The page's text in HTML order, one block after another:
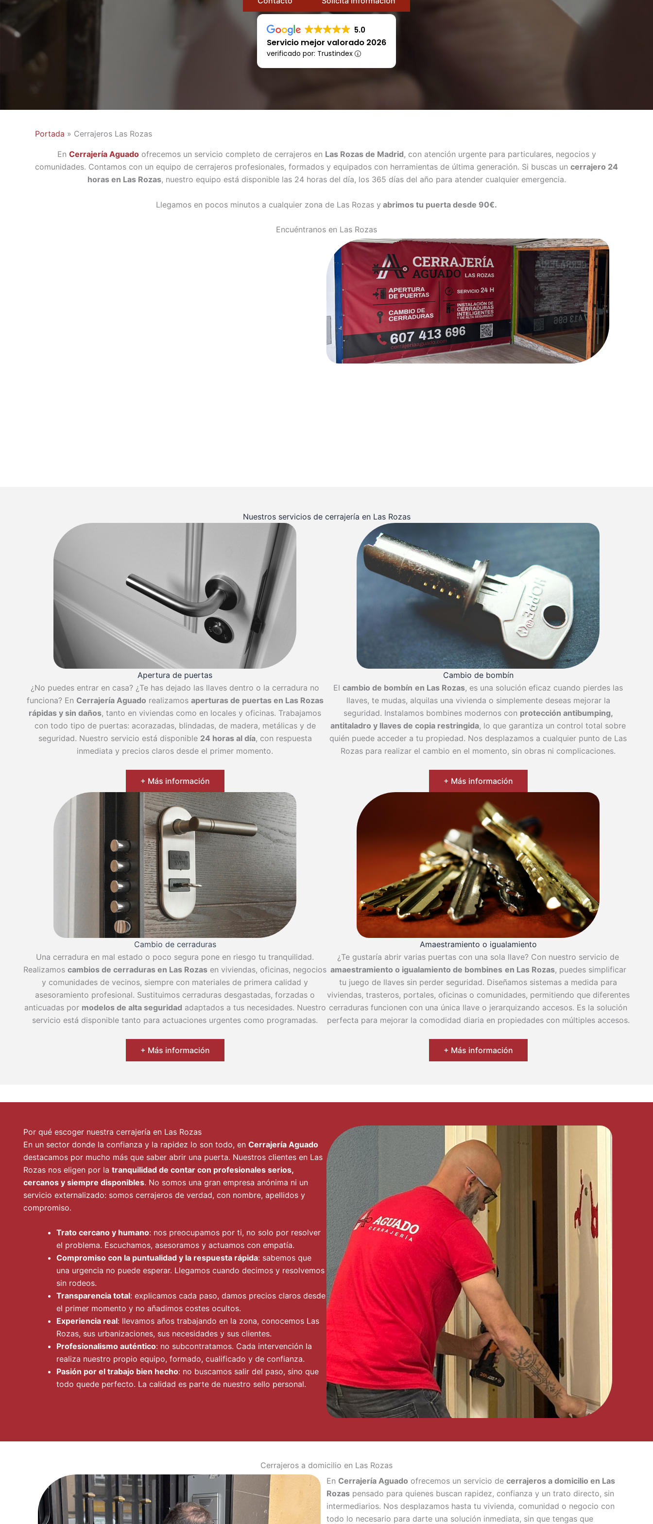
5.0
Servicio mejor valorado 2026
verificado por: Trustindex
Portada » Cerrajeros Las Rozas
En Cerrajería Aguadoofrecemos un servicio completo de cerrajeros en Las Rozas de Madrid, con atención urgente para particulares, negocios y
comunidades. Contamos con un equipo de cerrajeros profesionales, formados y equipados con herramientas de última generación. Si buscas un cerrajero 24
horas en Las Rozas, nuestro equipo está disponible las 24 horas del día, los 365 días del año para atender cualquier emergencia.
Llegamos en pocos minutos a cualquier zona de Las Rozas y abrimos tu puerta desde 90€.
Encuéntranos en Las Rozas
Nuestros servicios de cerrajería en Las Rozas
Apertura de puertas
¿No puedes entrar en casa? ¿Te has dejado las llaves dentro o la cerradura no
funciona? En Cerrajería Aguado realizamos aperturas de puertas en Las Rozas
rápidas y sin daños, tanto en viviendas como en locales y oficinas. Trabajamos
con todo tipo de puertas: acorazadas, blindadas, de madera, metálicas y de
seguridad. Nuestro servicio está disponible 24 horas al día, con respuesta
inmediata y precios claros desde el primer momento.
+ Más información
Cambio de bombín
El cambio de bombín en Las Rozas, es una solución eficaz cuando pierdes las
llaves, te mudas, alquilas una vivienda o simplemente deseas mejorar la
seguridad. Instalamos bombines modernos con protección antibumping,
antitaladro y llaves de copia restringida, lo que garantiza un control total sobre
quién puede acceder a tu propiedad. Nos desplazamos a cualquier punto de Las
Rozas para realizar el cambio en el momento, sin obras ni complicaciones.
+ Más información
Cambio de cerraduras
Una cerradura en mal estado o poco segura pone en riesgo tu tranquilidad.
Realizamos cambios de cerraduras en Las Rozas en viviendas, oficinas, negocios
y comunidades de vecinos, siempre con materiales de primera calidad y
asesoramiento profesional. Sustituimos cerraduras desgastadas, forzadas o
anticuadas por modelos de alta seguridad adaptados a tus necesidades. Nuestro
servicio está disponible tanto para actuaciones urgentes como programadas.
+ Más información
Amaestramiento o igualamiento
¿Te gustaría abrir varias puertas con una sola llave? Con nuestro servicio de
amaestramiento o igualamiento de bombines en Las Rozas, puedes simplificar
tu juego de llaves sin perder seguridad. Diseñamos sistemas a medida para
viviendas, trasteros, portales, oficinas o comunidades, permitiendo que diferentes
cerraduras funcionen con una única llave o jerarquizando accesos. Es la solución
perfecta para mejorar la comodidad diaria en propiedades con múltiples accesos.
+ Más información
Por qué escoger nuestra cerrajería en Las Rozas
En un sector donde la confianza y la rapidez lo son todo, en Cerrajería Aguado
destacamos por mucho más que saber abrir una puerta. Nuestros clientes en Las
Rozas nos eligen por la tranquilidad de contar con profesionales serios,
cercanos y siempre disponibles. No somos una gran empresa anónima ni un
servicio externalizado: somos cerrajeros de verdad, con nombre, apellidos y
compromiso.
Trato cercano y humano: nos preocupamos por ti, no solo por resolver
el problema. Escuchamos, asesoramos y actuamos con empatía.
Compromiso con la puntualidad y la respuesta rápida: sabemos que
una urgencia no puede esperar. Llegamos cuando decimos y resolvemos
sin rodeos.
Transparencia total: explicamos cada paso, damos precios claros desde
el primer momento y no añadimos costes ocultos.
Experiencia real: llevamos años trabajando en la zona, conocemos Las
Rozas, sus urbanizaciones, sus necesidades y sus clientes.
Profesionalismo auténtico: no subcontratamos. Cada intervención la
realiza nuestro propio equipo, formado, cualificado y de confianza.
Pasión por el trabajo bien hecho: no buscamos salir del paso, sino que
todo quede perfecto. La calidad es parte de nuestro sello personal.
Cerrajeros a domicilio en Las Rozas
En Cerrajería Aguado ofrecemos un servicio de cerrajeros a domicilio en Las
Rozas pensado para quienes buscan rapidez, confianza y un trato directo, sin
intermediarios. Nos desplazamos hasta tu vivienda, comunidad o negocio con
todo lo necesario para darte una solución inmediata, sin que tengas que